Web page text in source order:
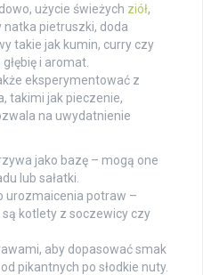
użycie świeżych ziół,
natka pietruszki, doda
takie jak kumin, curry czy
i aromat.
eksperymentować z
takimi jak pieczenie,
na uwydatnienie
jako bazę – mogą one
lub sałatki.
urozmaicenia potraw –
są kotlety z soczewicy czy
aby dopasować smak
pikantnych po słodkie nuty.